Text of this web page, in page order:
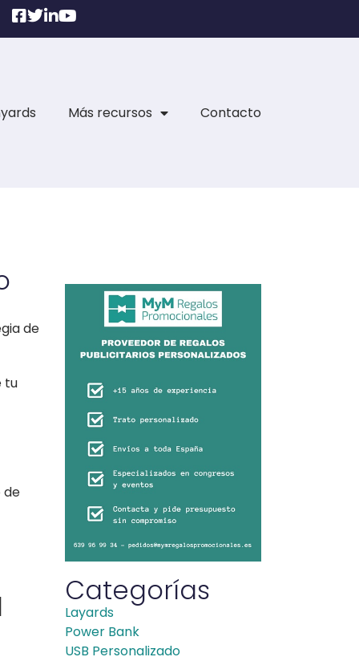
Más recursos Contacto
de
tu
de
Categorías
Layards
Power Bank
USB Personalizado